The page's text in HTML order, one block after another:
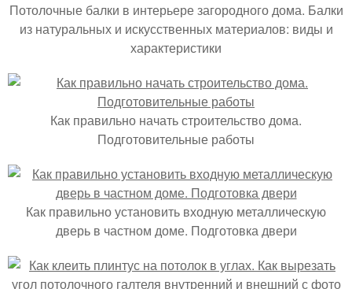
Потолочные балки в интерьере загородного дома. Балки
из натуральных и искусственных материалов: виды и
характеристики
Как правильно начать строительство дома.
Подготовительные работы
Как правильно установить входную металлическую
дверь в частном доме. Подготовка двери